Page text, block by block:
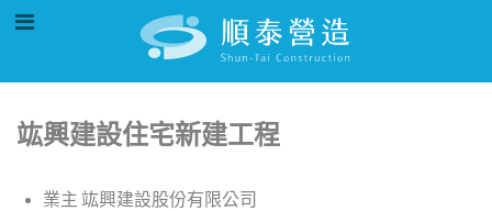
竑興建設住宅新建工程
業主 竑興建設股份有限公司